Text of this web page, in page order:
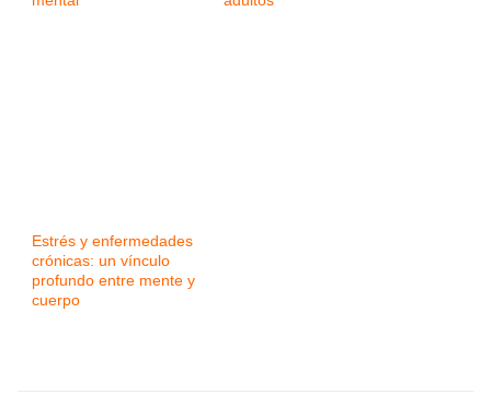
Estrés y enfermedades
crónicas: un vínculo
profundo entre mente y
cuerpo